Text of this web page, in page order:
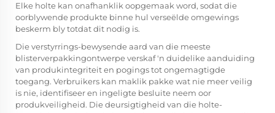
Elke holte kan onafhanklik oopgemaak word, sodat die
oorblywende produkte binne hul verseëlde omgewings
beskerm bly totdat dit nodig is.
Die verstyrrings-bewysende aard van die meeste
blisterverpakkingontwerpe verskaf 'n duidelike aanduiding
van produkintegriteit en pogings tot ongemagtigde
toegang. Verbruikers kan maklik pakke wat nie meer veilig
is nie, identifiseer en ingeligte besluite neem oor
produkveiligheid. Die deursigtigheid van die holte-